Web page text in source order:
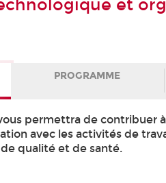
et
PROGRAMME
permettra de contribuer
avec les activités de
qualité et de santé.